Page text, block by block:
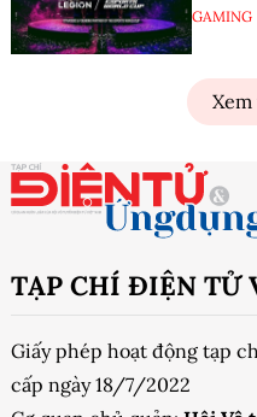
GAMING
TẠP CHÍ ĐIỆN TỬ
Giấy phép hoạt động tạp
cấp ngày 18/7/2022